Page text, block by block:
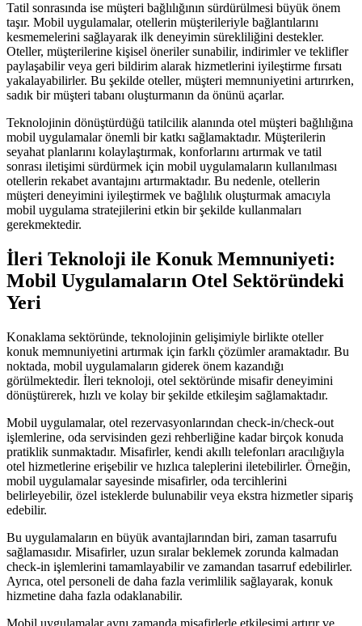
Tatil sonrasında ise müşteri bağlılığının sürdürülmesi büyük önem
taşır. Mobil uygulamalar, otellerin müşterileriyle bağlantılarını
kesmemelerini sağlayarak ilk deneyimin sürekliliğini destekler.
Oteller, müşterilerine kişisel öneriler sunabilir, indirimler ve teklifler
paylaşabilir veya geri bildirim alarak hizmetlerini iyileştirme fırsatı
yakalayabilirler. Bu şekilde oteller, müşteri memnuniyetini artırırken,
sadık bir müşteri tabanı oluşturmanın da önünü açarlar.
Teknolojinin dönüştürdüğü tatilcilik alanında otel müşteri bağlılığına
mobil uygulamalar önemli bir katkı sağlamaktadır. Müşterilerin
seyahat planlarını kolaylaştırmak, konforlarını artırmak ve tatil
sonrası iletişimi sürdürmek için mobil uygulamaların kullanılması
otellerin rekabet avantajını artırmaktadır. Bu nedenle, otellerin
müşteri deneyimini iyileştirmek ve bağlılık oluşturmak amacıyla
mobil uygulama stratejilerini etkin bir şekilde kullanmaları
gerekmektedir.
İleri Teknoloji ile Konuk Memnuniyeti:
Mobil Uygulamaların Otel Sektöründeki
Yeri
Konaklama sektöründe, teknolojinin gelişimiyle birlikte oteller
konuk memnuniyetini artırmak için farklı çözümler aramaktadır. Bu
noktada, mobil uygulamaların giderek önem kazandığı
görülmektedir. İleri teknoloji, otel sektöründe misafir deneyimini
dönüştürerek, hızlı ve kolay bir şekilde etkileşim sağlamaktadır.
Mobil uygulamalar, otel rezervasyonlarından check-in/check-out
işlemlerine, oda servisinden gezi rehberliğine kadar birçok konuda
pratiklik sunmaktadır. Misafirler, kendi akıllı telefonları aracılığıyla
otel hizmetlerine erişebilir ve hızlıca taleplerini iletebilirler. Örneğin,
mobil uygulamalar sayesinde misafirler, oda tercihlerini
belirleyebilir, özel isteklerde bulunabilir veya ekstra hizmetler sipariş
edebilir.
Bu uygulamaların en büyük avantajlarından biri, zaman tasarrufu
sağlamasıdır. Misafirler, uzun sıralar beklemek zorunda kalmadan
check-in işlemlerini tamamlayabilir ve zamandan tasarruf edebilirler.
Ayrıca, otel personeli de daha fazla verimlilik sağlayarak, konuk
hizmetine daha fazla odaklanabilir.